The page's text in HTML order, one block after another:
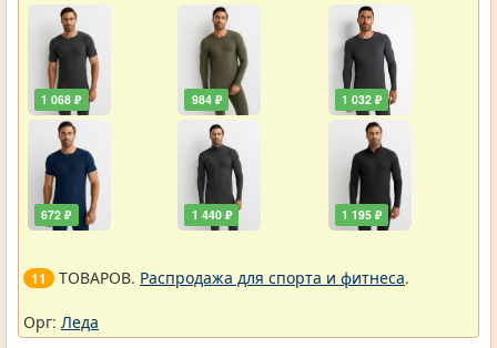
1 068 ₽
672 ₽
984 ₽
1 440 ₽
1 032 ₽
1 195 ₽
11 ТОВАРОВ. Распродажа для спорта и фитнеса.
Орг: Леда